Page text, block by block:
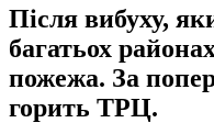
Після вибуху,
багатьох
пожежа. За
горить ТРЦ.